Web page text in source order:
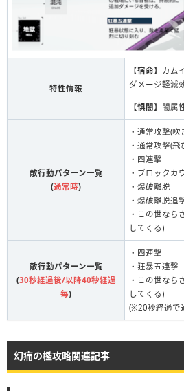
特性情報
【宿命】カム
ダメージ軽減
【惧闇】闇属
敵行動パターン一覧
(通常時)
・通常攻撃(吹
・通常攻撃(飛
・四連撃
・ブロックカ
・爆破離脱
・爆破離脱追
・この世なら
してくる)
敵行動パターン一覧
(30秒経過後/以降40秒経過
毎)
・四連撃
・狂暴五連撃
・この世なら
してくる)
(※20秒経過で
幻痛の檻攻略関連記事